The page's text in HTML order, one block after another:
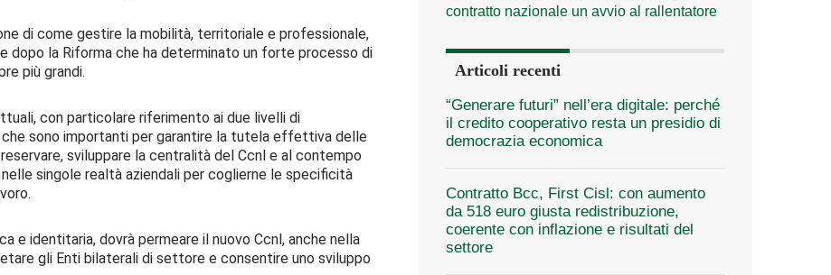
di come gestire la mobilità, territoriale e professionale,
dopo la Riforma che ha determinato un forte processo di
più grandi.
con particolare riferimento ai due livelli di
sono importanti per garantire la tutela effettiva delle
sviluppare la centralità del Ccnl e al contempo
singole realtà aziendali per coglierne le specificità
e identitaria, dovrà permeare il nuovo Ccnl, anche nella
gli Enti bilaterali di settore e consentire uno sviluppo
contratto nazionale un avvio al rallentatore
Articoli recenti
“Generare futuri” nell’era digitale: perché
il credito cooperativo resta un presidio di
democrazia economica
Contratto Bcc, First Cisl: con aumento
da 518 euro giusta redistribuzione,
coerente con inflazione e risultati del
settore